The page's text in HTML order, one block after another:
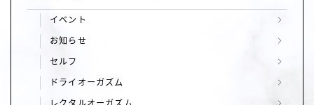
イベント
お知らせ
セルフ
ドライオーガズム